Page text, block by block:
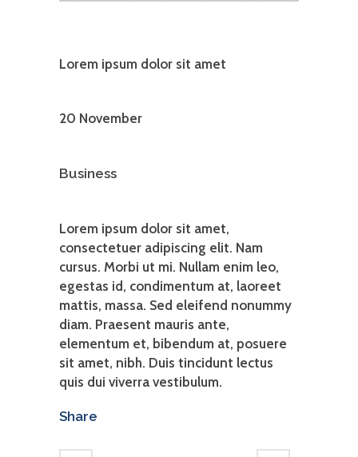
Lorem ipsum dolor sit amet
20 November
Business
Lorem ipsum dolor sit amet,
consectetuer adipiscing elit. Nam
cursus. Morbi ut mi. Nullam enim leo,
egestas id, condimentum at, laoreet
mattis, massa. Sed eleifend nonummy
diam. Praesent mauris ante,
elementum et, bibendum at, posuere
sit amet, nibh. Duis tincidunt lectus
quis dui viverra vestibulum.
Share